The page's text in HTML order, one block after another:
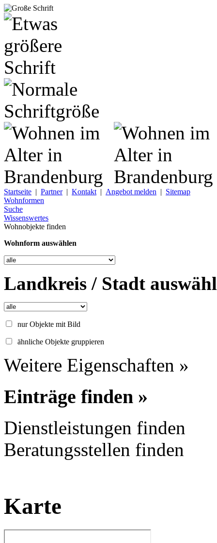
Startseite | Partner| Kontakt | Angebot melden | Sitemap
Wohnformen
Suche
Wissenswertes
Wohnobjekte finden
Wohnform auswählen
Landkreis / Stadt
nur Objekte mit Bild
ähnliche Objekte gruppieren
Weitere Eigenschaften »
Einträge finden »
Dienstleistungen finden
Beratungsstellen finden
Karte